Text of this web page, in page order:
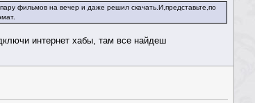
фильмов на вечер и даже решил скачать.И,представьте,по
интернет хабы, там все найдеш